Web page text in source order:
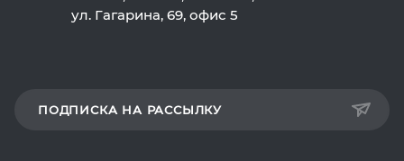
ул. Гагарина, 69, офис 5
ПОДПИСКА НА РАССЫЛКУ